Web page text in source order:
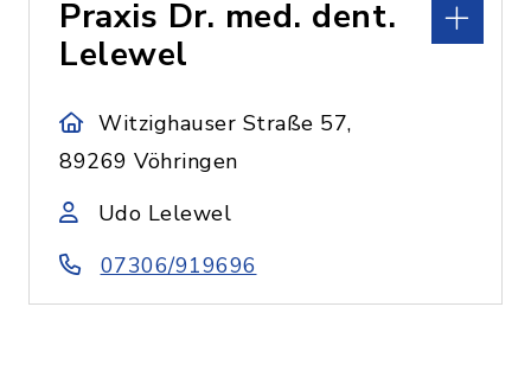
Praxis Dr. med. dent.
Lelewel
Witzighauser Straße 57,
89269 Vöhringen
Udo Lelewel
07306/919696